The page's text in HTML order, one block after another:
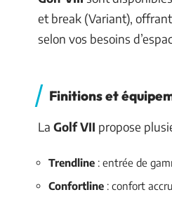
et break (Variant),
selon vos besoins
Finitions et
La Golf VII propose
Trendline : entrée de
Confortline : confort